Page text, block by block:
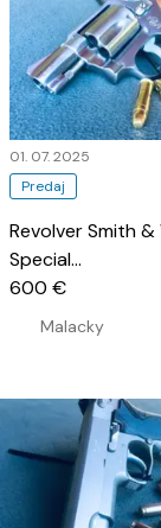
Predaj
01. 07. 2025
Revolver Smith &
Special…
Malacky
600 €